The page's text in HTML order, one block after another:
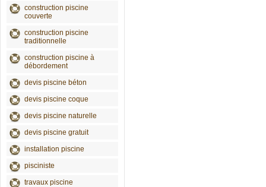
construction piscine
couverte
construction piscine
traditionnelle
construction piscine à
débordement
devis piscine béton
devis piscine coque
devis piscine naturelle
devis piscine gratuit
installation piscine
pisciniste
travaux piscine